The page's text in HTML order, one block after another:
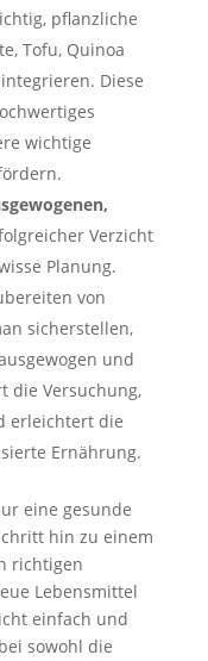
pflanzliche
Tofu, Quinoa
Diese
wichtige
Verzicht
Planung.
von
sicherstellen,
und
die Versuchung,
erleichtert die
Ernährung.
eine gesunde
hin zu einem
richtigen
Lebensmittel
einfach und
sowohl die